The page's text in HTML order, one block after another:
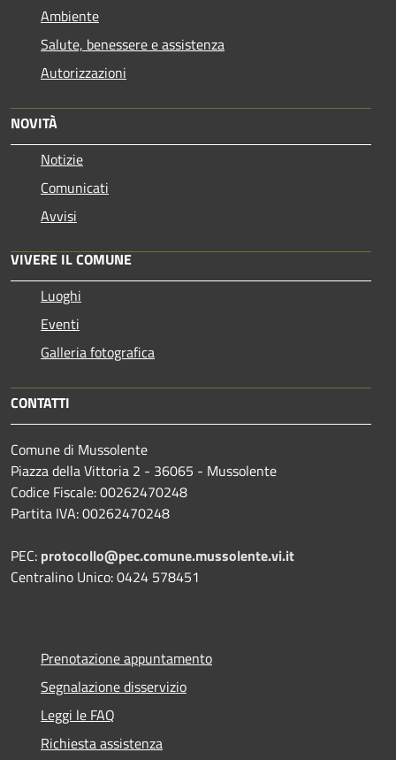
Ambiente
Salute, benessere e assistenza
Autorizzazioni
NOVITÀ
Notizie
Comunicati
Avvisi
VIVERE IL COMUNE
Luoghi
Eventi
Galleria fotografica
CONTATTI
Comune di Mussolente
Piazza della Vittoria 2 - 36065 - Mussolente
Codice Fiscale: 00262470248
Partita IVA: 00262470248
PEC: protocollo@pec.comune.mussolente.vi.it
Centralino Unico: 0424 578451
Prenotazione appuntamento
Segnalazione disservizio
Leggi le FAQ
Richiesta assistenza